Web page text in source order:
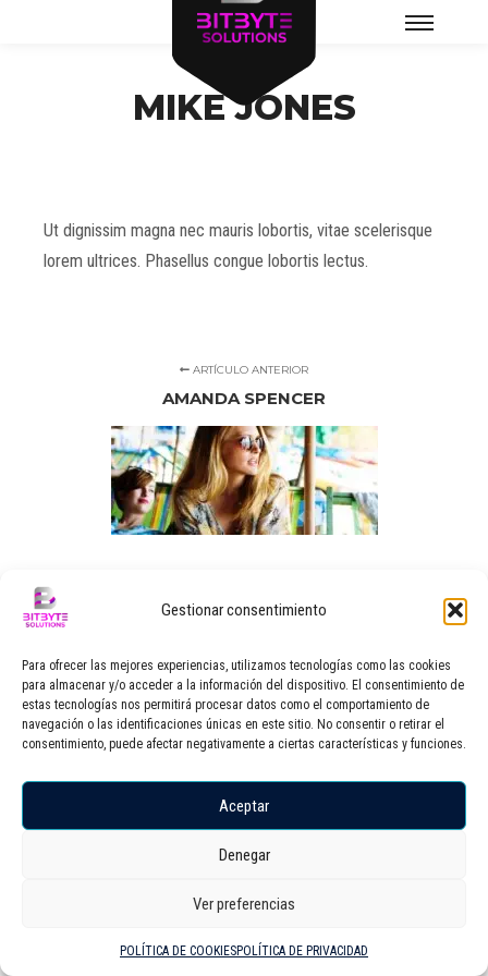
Gestionar consentimiento
Para ofrecer las mejores experiencias, utilizamos tecnologías como las cookies
para almacenar y/o acceder a la información del dispositivo. El consentimiento de
estas tecnologías nos permitirá procesar datos como el comportamiento de
navegación o las identificaciones únicas en este sitio. No consentir o retirar el
consentimiento, puede afectar negativamente a ciertas características y funciones.
Aceptar
Denegar
Ver preferencias
POLÍTICA DE COOKIESPOLÍTICA DE PRIVACIDAD
Menú
MIKE JONES
Ut dignissim magna nec mauris lobortis, vitae scelerisque
lorem ultrices. Phasellus congue lobortis lectus.
ARTÍCULO ANTERIOR
AMANDA SPENCER
admin(https://bitbytesolutions.es)
Agencia de marketing y publicidad en Illescas